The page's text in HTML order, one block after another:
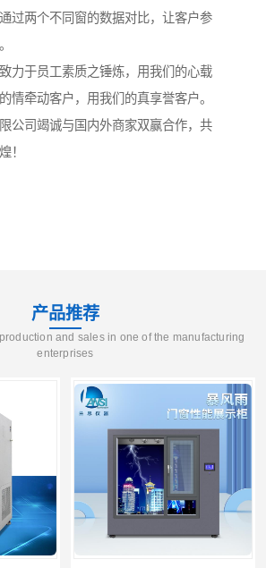
过两个不同窗的数据对比，让客户参
力于员工素质之锤炼，用我们的心载
情牵动客户，用我们的真享誉客户。
公司竭诚与国内外商家双赢合作，共
！
产品推荐
and sales in one of the manufacturing
enterprises